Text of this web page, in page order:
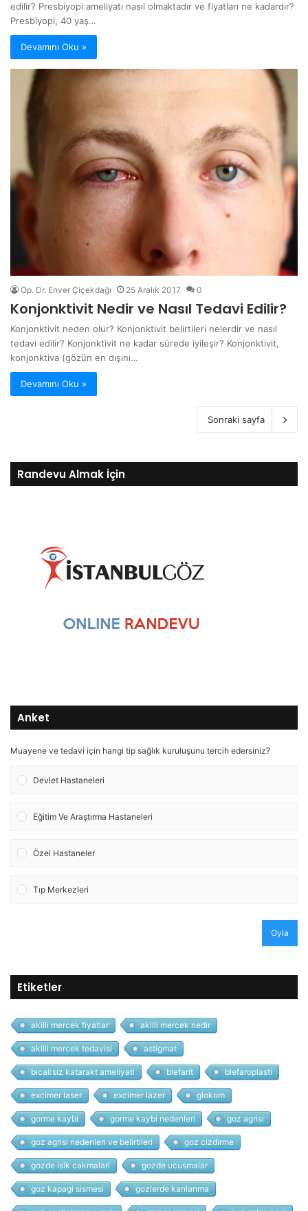
edilir? Presbiyopi ameliyatı nasıl olmaktadır ve fiyatları ne kadardır?
Presbiyopi, 40 yaş…
Devamını Oku »
Op. Dr. Enver Çiçekdağı 25 Aralık 2017 0
Konjonktivit Nedir ve Nasıl Tedavi Edilir?
Konjonktivit neden olur? Konjonktivit belirtileri nelerdir ve nasıl
tedavi edilir? Konjonktivit ne kadar sürede iyileşir? Konjonktivit,
konjonktiva (gözün en dışını…
Devamını Oku »
Sonraki sayfa
Randevu Almak İçin
Anket
Muayene ve tedavi için hangi tip sağlık kuruluşunu tercih edersiniz?
Devlet Hastaneleri
Eğitim Ve Araştırma Hastaneleri
Özel Hastaneler
Tıp Merkezleri
Oyla
Etiketler
akilli mercek fiyatlar akilli mercek nedir
akilli mercek tedavisi astigmat
bicaksiz katarakt ameliyati blefarit blefaroplasti
excimer laser excimer lazer glokom
gorme kaybi gorme kaybi nedenleri goz agrisi
goz agrisi nedenleri ve belirtileri goz cizdirme
gozde isik cakmalari gozde ucusmalar
goz kapagi sismesi gozlerde kanlanma